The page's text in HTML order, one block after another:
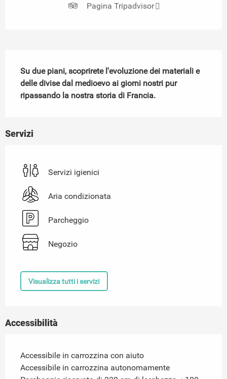
Pagina Tripadvisor
Su due piani, scoprirete l'evoluzione dei materiali e
delle divise dal medioevo ai giorni nostri pur
ripassando la nostra storia di Francia.
Servizi
Servizi igienici
Aria condizionata
Parcheggio
Negozio
Visualizza tutti i servizi
Accessibilità
Accessibile in carrozzina con aiuto
Accessibile in carrozzina autonomamente